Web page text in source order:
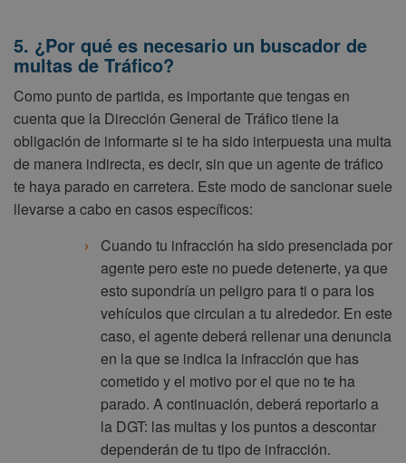
5. ¿Por qué es necesario un buscador de
multas de Tráfico?
Como punto de partida, es importante que tengas en
cuenta que la Dirección General de Tráfico tiene la
obligación de informarte si te ha sido interpuesta una multa
de manera indirecta, es decir, sin que un agente de tráfico
te haya parado en carretera. Este modo de sancionar suele
llevarse a cabo en casos específicos:
Cuando tu infracción ha sido presenciada por
agente pero este no puede detenerte, ya que
esto supondría un peligro para ti o para los
vehículos que circulan a tu alrededor. En este
caso, el agente deberá rellenar una denuncia
en la que se indica la infracción que has
cometido y el motivo por el que no te ha
parado. A continuación, deberá reportarlo a
la DGT: las multas y los puntos a descontar
dependerán de tu tipo de infracción.